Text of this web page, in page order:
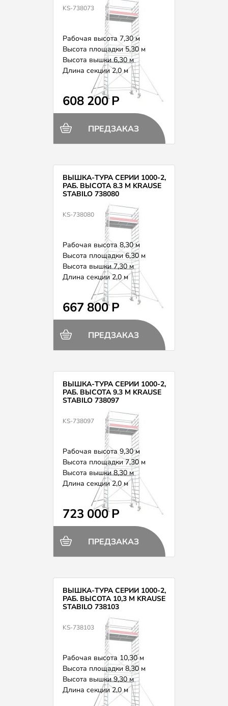
KS-738073
Рабочая высота 7,30 м
Высота площадки 5,30 м
Высота вышки 6,30 м
Длина секции 2,0 м
Вес 170,0 кг
608 200 Р
ПРЕДЗАКАЗ
ВЫШКА-ТУРА СЕРИИ 1000-2,
РАБ. ВЫСОТА 8.3 М KRAUSE
STABILO 738080
KS-738080
Рабочая высота 8,30 м
Высота площадки 6,30 м
Высота вышки 7,30 м
Длина секции 2,0 м
Вес 181,0 кг
667 800 Р
ПРЕДЗАКАЗ
ВЫШКА-ТУРА СЕРИИ 1000-2,
РАБ. ВЫСОТА 9.3 М KRAUSE
STABILO 738097
KS-738097
Рабочая высота 9,30 м
Высота площадки 7,30 м
Высота вышки 8,30 м
Длина секции 2,0 м
Вес 193,0 кг
723 000 Р
ПРЕДЗАКАЗ
ВЫШКА-ТУРА СЕРИИ 1000-2,
РАБ. ВЫСОТА 10,3 М KRAUSE
STABILO 738103
KS-738103
Рабочая высота 10,30 м
Высота площадки 8,30 м
Высота вышки 9,30 м
Длина секции 2,0 м
Вес 204,0 кг